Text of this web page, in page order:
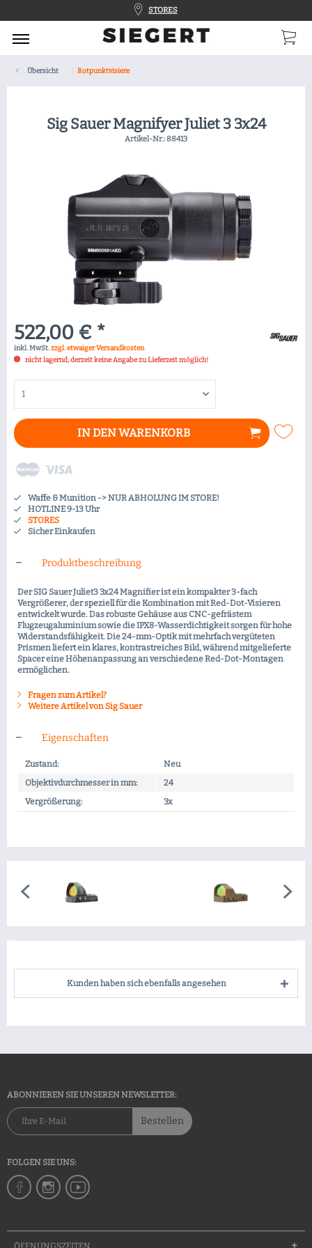
STORES
Übersicht Rotpunktvisiere
Sig Sauer Magnifyer Juliet 3 3x24
Artikel-Nr.:88413
522,00 € *
inkl. MwSt.zzgl. etwaiger Versandkosten
nicht lagernd, derzeit keine Angabe zu Lieferzeit möglich!
IN DENWARENKORB
Waffe & Munition -> NUR ABHOLUNG IM STORE!
HOTLINE 9-13 Uhr
STORES
Sicher Einkaufen
Produktbeschreibung
Der SIG Sauer Juliet3 3x24 Magnifier ist ein kompakter 3-fach
Vergrößerer, der speziell für die Kombination mit Red-Dot-Visieren
entwickelt wurde. Das robuste Gehäuse aus CNC-gefrästem
Flugzeugaluminium sowie die IPX8-Wasserdichtigkeit sorgen für hohe
Widerstandsfähigkeit. Die 24-mm-Optik mit mehrfach vergüteten
Prismen liefert ein klares, kontrastreiches Bild, während mitgelieferte
Spacer eine Höhenanpassung an verschiedene Red-Dot-Montagen
ermöglichen.
Fragen zum Artikel?
Weitere Artikel von Sig Sauer
Eigenschaften
Zustand:
Neu
Objektivdurchmesser in mm:
24
Vergrößerung:
3x
Kunden haben sich ebenfalls angesehen
ABONNIEREN SIE UNSEREN NEWSLETTER:
Bestellen
FOLGEN SIE UNS:
ÖFFNUNGSZEITEN